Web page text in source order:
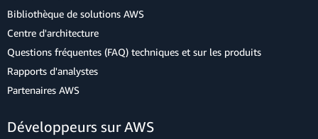
Bibliothèque de solutions AWS
Centre d'architecture
Questions fréquentes (FAQ) techniques et sur les produits
Rapports d'analystes
Partenaires AWS
Développeurs sur AWS